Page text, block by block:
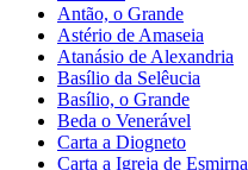
Antão, o Grande
Astério de Amaseia
Atanásio de Alexandria
Basílio da Selêucia
Basílio, o Grande
Beda o Venerável
Carta a Diogneto
Carta a Igreja de Esmirna